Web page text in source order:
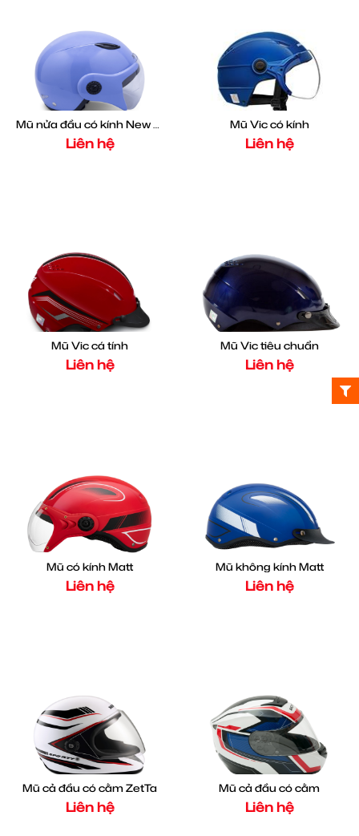
Mũ nửa đầu có kính New Scooter
Liên hệ
Mũ Vic có kính
Liên hệ
Mũ Vic cá tính
Liên hệ
Mũ Vic tiêu chuẩn
Liên hệ
Mũ có kính Matt
Liên hệ
Mũ không kính Matt
Liên hệ
Mũ cả đầu có cằm ZetTa
Liên hệ
Mũ cả đầu có cằm
Liên hệ